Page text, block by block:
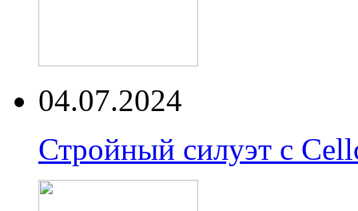
04.07.2024
Стройный силуэт с